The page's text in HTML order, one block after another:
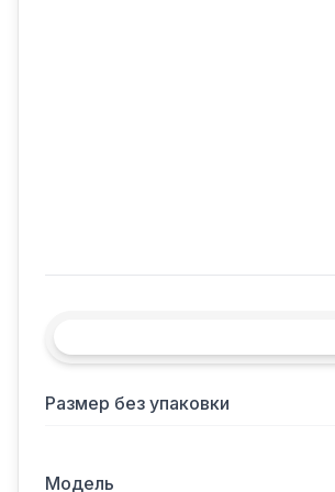
Размер без упаковки
Модель